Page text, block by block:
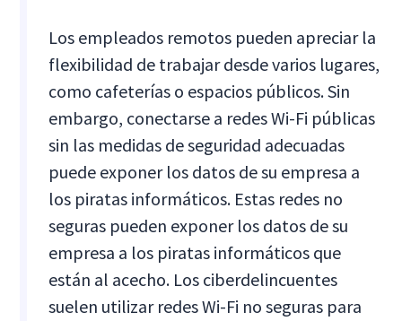
Los empleados remotos pueden apreciar la
flexibilidad de trabajar desde varios lugares,
como cafeterías o espacios públicos. Sin
embargo, conectarse a redes Wi-Fi públicas
sin las medidas de seguridad adecuadas
puede exponer los datos de su empresa a
los piratas informáticos. Estas redes no
seguras pueden exponer los datos de su
empresa a los piratas informáticos que
están al acecho. Los ciberdelincuentes
suelen utilizar redes Wi-Fi no seguras para